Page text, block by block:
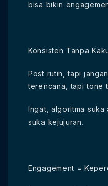
bisa bikin
Konsisten Tanpa
Post rutin, tapi
terencana, tapi tone
Ingat, algoritma suka
suka kejujuran.
Engagement =